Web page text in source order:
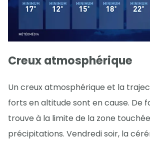
Creux atmosphérique
Un creux atmosphérique et la
forts en altitude sont en cause. De
trouve à la limite de la zone
précipitations. Vendredi soir, la